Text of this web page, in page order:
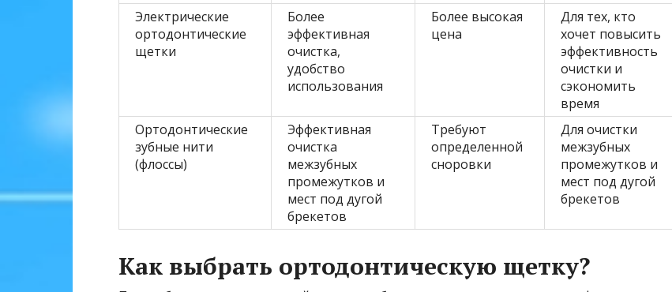
Электрические
ортодонтические
щетки
Более
эффективная
очистка,
удобство
использования
Более высокая
цена
Для тех, кто
хочет повысить
эффективность
очистки и
сэкономить
время
Ортодонтические
зубные нити
(флоссы)
Эффективная
очистка
межзубных
промежутков и
мест под дугой
брекетов
Требуют
определенной
сноровки
Для очистки
межзубных
промежутков и
мест под дугой
брекетов
Как выбрать ортодонтическую щетку?